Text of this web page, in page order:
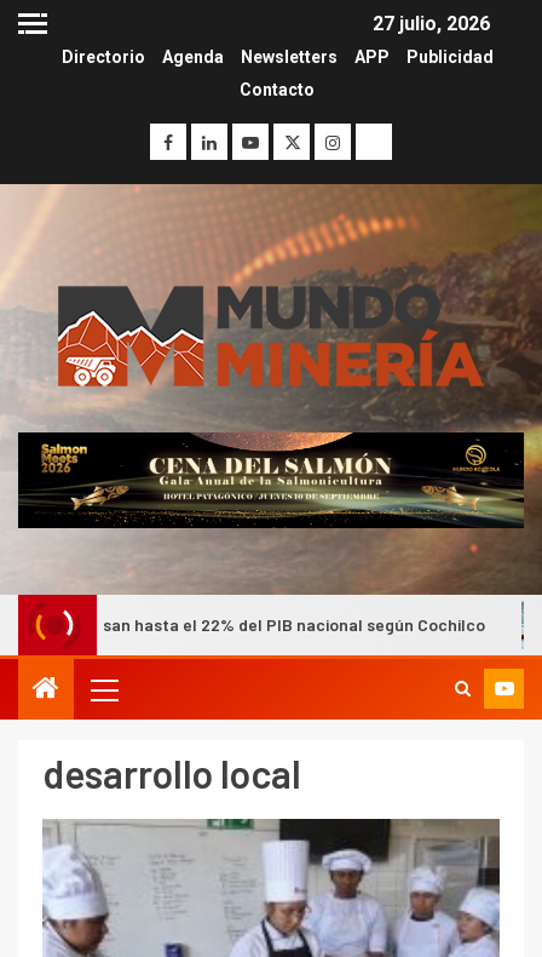
27 julio, 2026
Directorio Agenda Newsletters APP
Publicidad
Contacto
del PIB nacional según Cochilco Minera Los
desarrollo local